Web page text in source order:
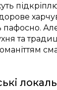
пафосно.
та